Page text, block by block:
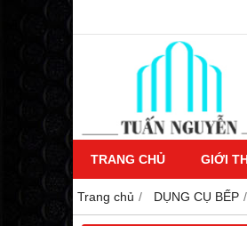
TRANG CHỦ GIỚI
Trang chủ DỤNG CỤ BẾP